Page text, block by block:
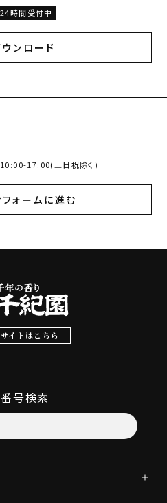
24時間受付中
ンロード
10:00-17:00(土日祝除く)
ォームに進む
イトはこちら
号検索